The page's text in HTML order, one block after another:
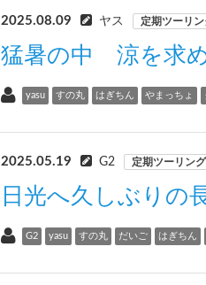
2025.08.09 ヤス 定期ツーリン
猛暑の中 涼を求
yasu すの丸 はぎちん やまっちょ
2025.05.19 G2 定期ツーリング
日光へ久しぶりの
G2 yasu すの丸 だいご はぎちん